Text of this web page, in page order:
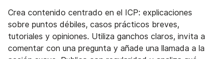
Crea contenido centrado en el ICP: explicaciones
sobre puntos débiles, casos prácticos breves,
tutoriales y opiniones. Utiliza ganchos claros, invita a
comentar con una pregunta y añade una llamada a la